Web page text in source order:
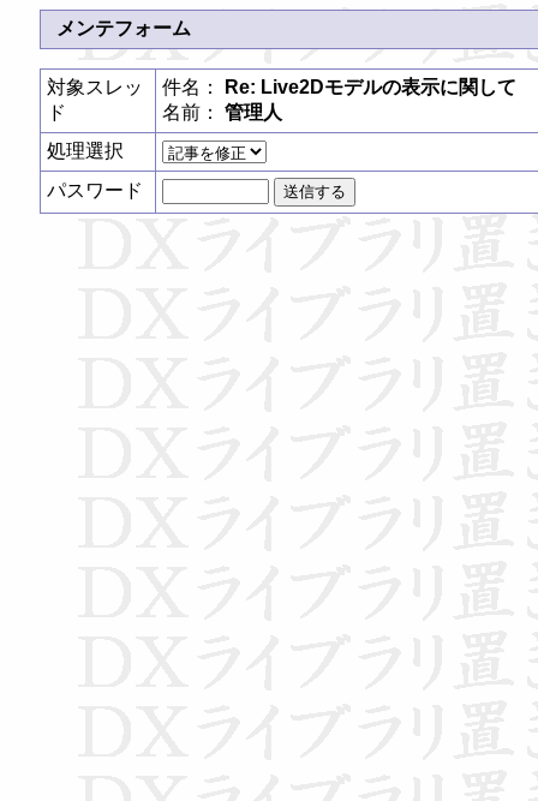
メンテフォーム
対象スレッ
ド
件名：
Re: Live2Dモデルの表示に関して
名前： 管理人
処理選択
パスワード